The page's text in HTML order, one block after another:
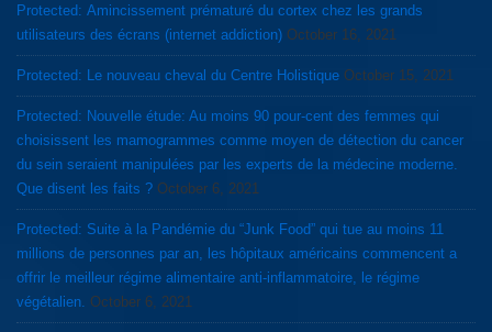
Protected: Amincissement prématuré du cortex chez les grands
utilisateurs des écrans (internet addiction) October 16, 2021
Protected: Le nouveau cheval du Centre Holistique October 15, 2021
Protected: Nouvelle étude: Au moins 90 pour-cent des femmes qui
choisissent les mamogrammes comme moyen de détection du cancer
du sein seraient manipulées par les experts de la médecine moderne.
Que disent les faits ? October 6, 2021
Protected: Suite à la Pandémie du “Junk Food” qui tue au moins 11
millions de personnes par an, les hôpitaux américains commencent a
offrir le meilleur régime alimentaire anti-inflammatoire, le régime
végétalien. October 6, 2021